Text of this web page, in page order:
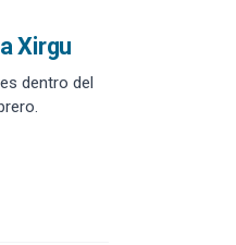
Xirgu
dentro del